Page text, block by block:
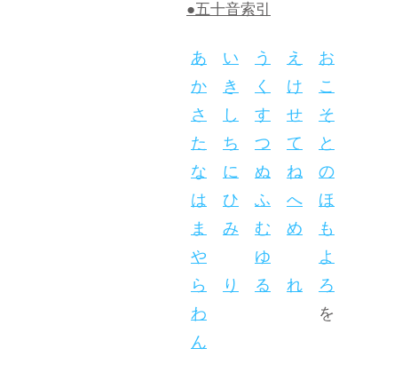
●五十音索引
あ い う え お
か き く け こ
さ し す せ そ
た ち つ て と
な に ぬ ね の
は ひ ふ へ ほ
ま み む め も
や
ゆ
よ
ら り る れ ろ
わ を
ん